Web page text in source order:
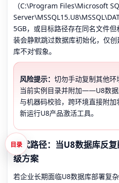
（C:\Program Files\Microsoft
5GB，或目标路径存在同名文件
装会静默跳过数据库初始化，仅
库不对’假象。
风险提示： 切勿手动复制其他
当前实例目录并附加——U8数
与机器码校验，跨环境直接附加
新运行U8产品激活工具。
替代路径：当U8数据库反
级方案
若企业长期面临U8数据库部署复
目录